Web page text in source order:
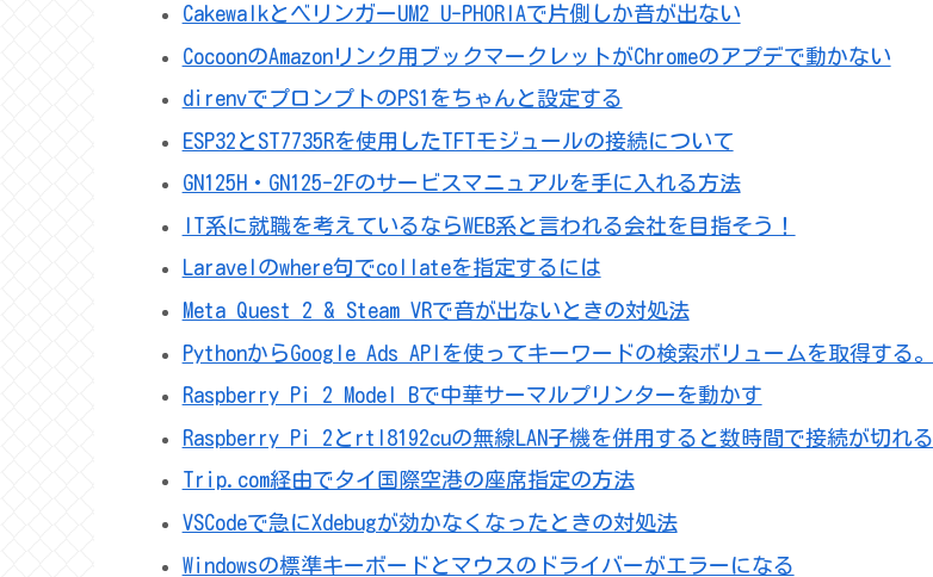
CakewalkとベリンガーUM2 U-PHORIAで片側しか音が出ない
CocoonのAmazonリンク用ブックマークレットがChromeのアプデで動かない
direnvでプロンプトのPS1をちゃんと設定する
ESP32とST7735Rを使用したTFTモジュールの接続について
GN125H・GN125-2Fのサービスマニュアルを手に入れる方法
IT系に就職を考えているならWEB系と言われる会社を目指そう！
Laravelのwhere句でcollateを指定するには
Meta Quest 2 & Steam VRで音が出ないときの対処法
PythonからGoogle Ads APIを使ってキーワードの検索ボリュームを取得する。
Raspberry Pi 2 Model Bで中華サーマルプリンターを動かす
Raspberry Pi 2とrtl8192cuの無線LAN子機を併用すると数時間で接続が切れる
Trip.com経由でタイ国際空港の座席指定の方法
VSCodeで急にXdebugが効かなくなったときの対処法
Windowsの標準キーボードとマウスのドライバーがエラーになる